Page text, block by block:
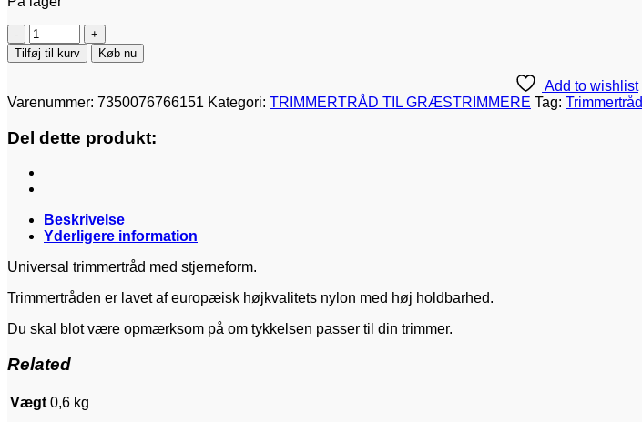
Trimmertråd
2,7
mm,
70
rulle
antal
Tilføj til kurv Køb nu
Add to wishlist
Varenummer: 7350076766151 Kategori: TRIMMERTRÅD TIL GRÆSTRIMMERE Tag: Trimmertråd
Del dette produkt:
Beskrivelse
Yderligere information
Universal trimmertråd med stjerneform.
Trimmertråden er lavet af europæisk højkvalitets nylon med høj holdbarhed.
Du skal blot være opmærksom på om tykkelsen passer til din trimmer.
Related
Vægt 0,6 kg